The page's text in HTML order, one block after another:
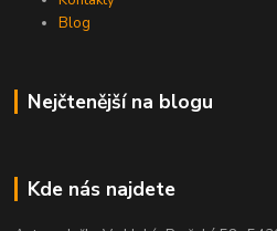
Blog
Nejčtenější na blogu
Kde nás najdete